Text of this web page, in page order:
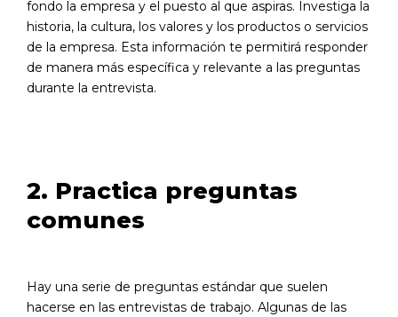
fondo la empresa y el puesto al que aspiras. Investiga la
historia, la cultura, los valores y los productos o servicios
de la empresa. Esta información te permitirá responder
de manera más específica y relevante a las preguntas
durante la entrevista.
2. Practica preguntas
comunes
Hay una serie de preguntas estándar que suelen
hacerse en las entrevistas de trabajo. Algunas de las